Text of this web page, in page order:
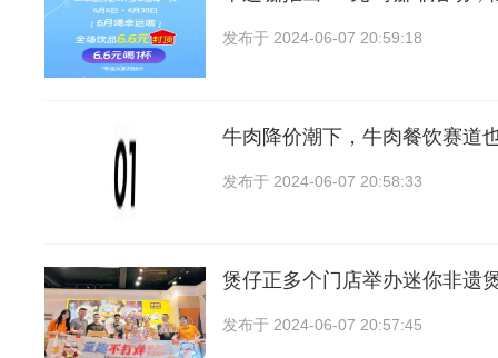
发布于 2024-06-07 20:59:18
牛肉降价潮下，牛肉餐饮赛道
发布于 2024-06-07 20:58:33
煲仔正多个门店举办迷你非遗
发布于 2024-06-07 20:57:45